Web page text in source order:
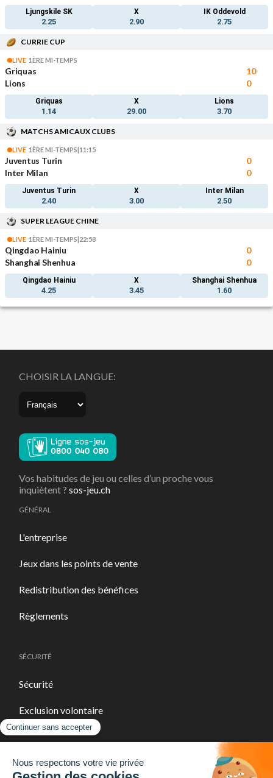
Ljungskile SK
2.25
X
2.90
IK Oddevold
2.75
CURRIE CUP
LIVE 1ÈRE MI-TEMPS
Griquas
10
Lions
0
Griquas
1.14
X
29.00
Lions
3.70
MATCHS AMICAUX CLUBS
LIVE 1ÈRE MI-TEMPS|11:15
Juventus Turin
0
Inter Milan
0
Juventus Turin
2.40
X
3.00
Inter Milan
2.50
SUPER LEAGUE CHINE
LIVE 1ÈRE MI-TEMPS|22:58
Qingdao Hainiu
0
Shanghai Shenhua
0
Qingdao Hainiu
4.25
X
3.45
Shanghai Shenhua
1.60
CHOISIR LA LANGUE:
Vos habitudes de jeu ou celles d’un proche vous
inquiètent ? sos-jeu.ch
GÉNÉRAL
L'entreprise
Jeux dans les points de vente
Redistribution des bénéfices
Règlements
SÉCURITÉ
Sécurité
Exclusion volontaire